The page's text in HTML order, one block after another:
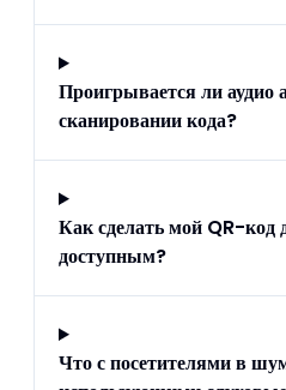
Проигрывается ли аудио
сканировании кода?
Как сделать мой QR-код
доступным?
Что с посетителями в